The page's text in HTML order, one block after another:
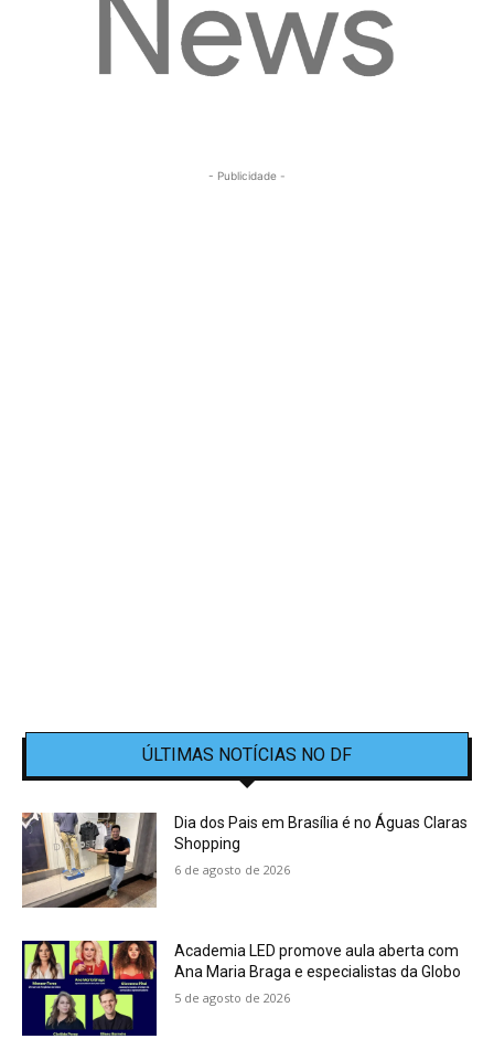
- Publicidade -
ÚLTIMAS NOTÍCIAS NO DF
Dia dos Pais em Brasília é no Águas Claras
Shopping
6 de agosto de 2026
Academia LED promove aula aberta com
Ana Maria Braga e especialistas da Globo
5 de agosto de 2026